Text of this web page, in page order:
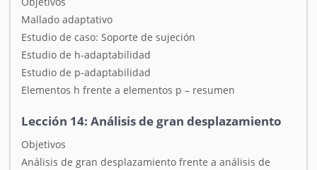
Mallado adaptativo
Estudio de caso: Soporte de sujeción
Estudio de h-adaptabilidad
Estudio de p-adaptabilidad
Elementos h frente a elementos p – resumen
Lección 14: Análisis de gran desplazamiento
Objetivos
Análisis de gran desplazamiento frente a análisis de